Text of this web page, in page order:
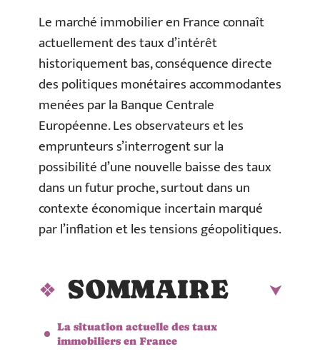
Le marché immobilier en France connaît
actuellement des taux d’intérêt
historiquement bas, conséquence directe
des politiques monétaires accommodantes
menées par la Banque Centrale
Européenne. Les observateurs et les
emprunteurs s’interrogent sur la
possibilité d’une nouvelle baisse des taux
dans un futur proche, surtout dans un
contexte économique incertain marqué
par l’inflation et les tensions géopolitiques.
SOMMAIRE
La situation actuelle des taux
immobiliers en France